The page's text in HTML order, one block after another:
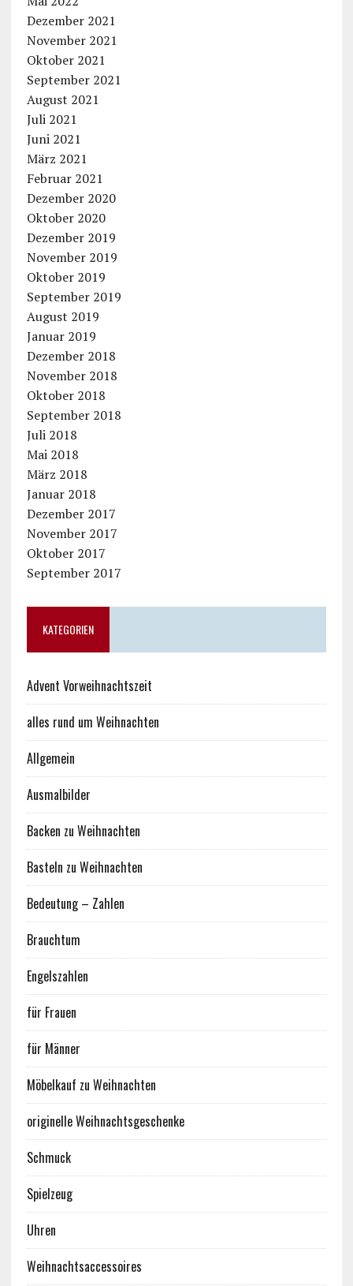
Dezember 2021
November 2021
Oktober 2021
September 2021
August 2021
Juli 2021
Juni 2021
März 2021
Februar 2021
Dezember 2020
Oktober 2020
Dezember 2019
November 2019
Oktober 2019
September 2019
August 2019
Januar 2019
Dezember 2018
November 2018
Oktober 2018
September 2018
Juli 2018
Mai 2018
März 2018
Januar 2018
Dezember 2017
November 2017
Oktober 2017
September 2017
KATEGORIEN
Advent Vorweihnachtszeit
alles rund um Weihnachten
Allgemein
Ausmalbilder
Backen zu Weihnachten
Basteln zu Weihnachten
Bedeutung – Zahlen
Brauchtum
Engelszahlen
für Frauen
für Männer
Möbelkauf zu Weihnachten
originelle Weihnachtsgeschenke
Schmuck
Spielzeug
Uhren
Weihnachtsaccessoires